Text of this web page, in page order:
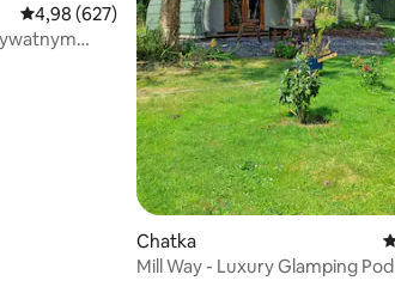
Średnia ocena: 4,98 na 5, liczba recenzji: 627
4,98 (627)
Chatka
Mill Way - Luxury Glamping Pod